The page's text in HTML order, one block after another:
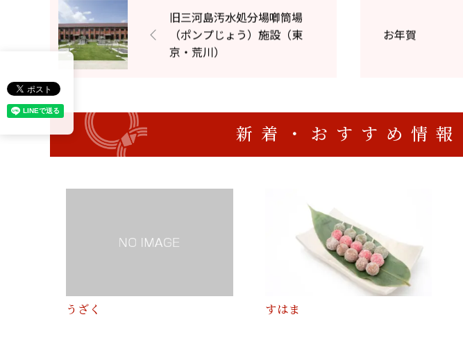
旧三河島汚水処分場喞筒場
（ポンプじょう）施設（東
京・荒川）
お年賀
新着・おすすめ情報
うざく すはま